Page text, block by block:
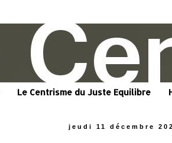
Le Centrisme du Juste Equilibre
jeudi 11 décembre